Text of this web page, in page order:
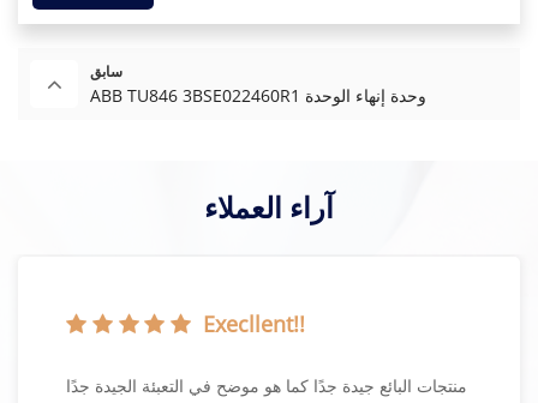
سابق
ABB TU846 3BSE022460R1 وحدة إنهاء الوحدة
آراء العملاء
Execllent!!
منتجات البائع جيدة جدًا كما هو موضح في التعبئة الجيدة جدًا